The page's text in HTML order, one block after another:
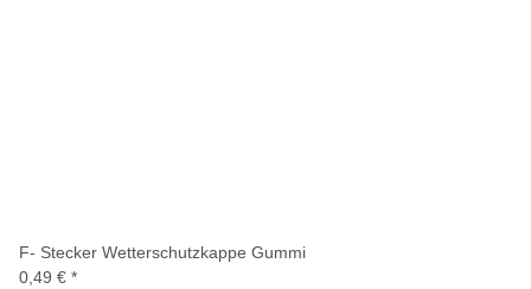
F- Stecker Wetterschutzkappe Gummi
0,49 € *